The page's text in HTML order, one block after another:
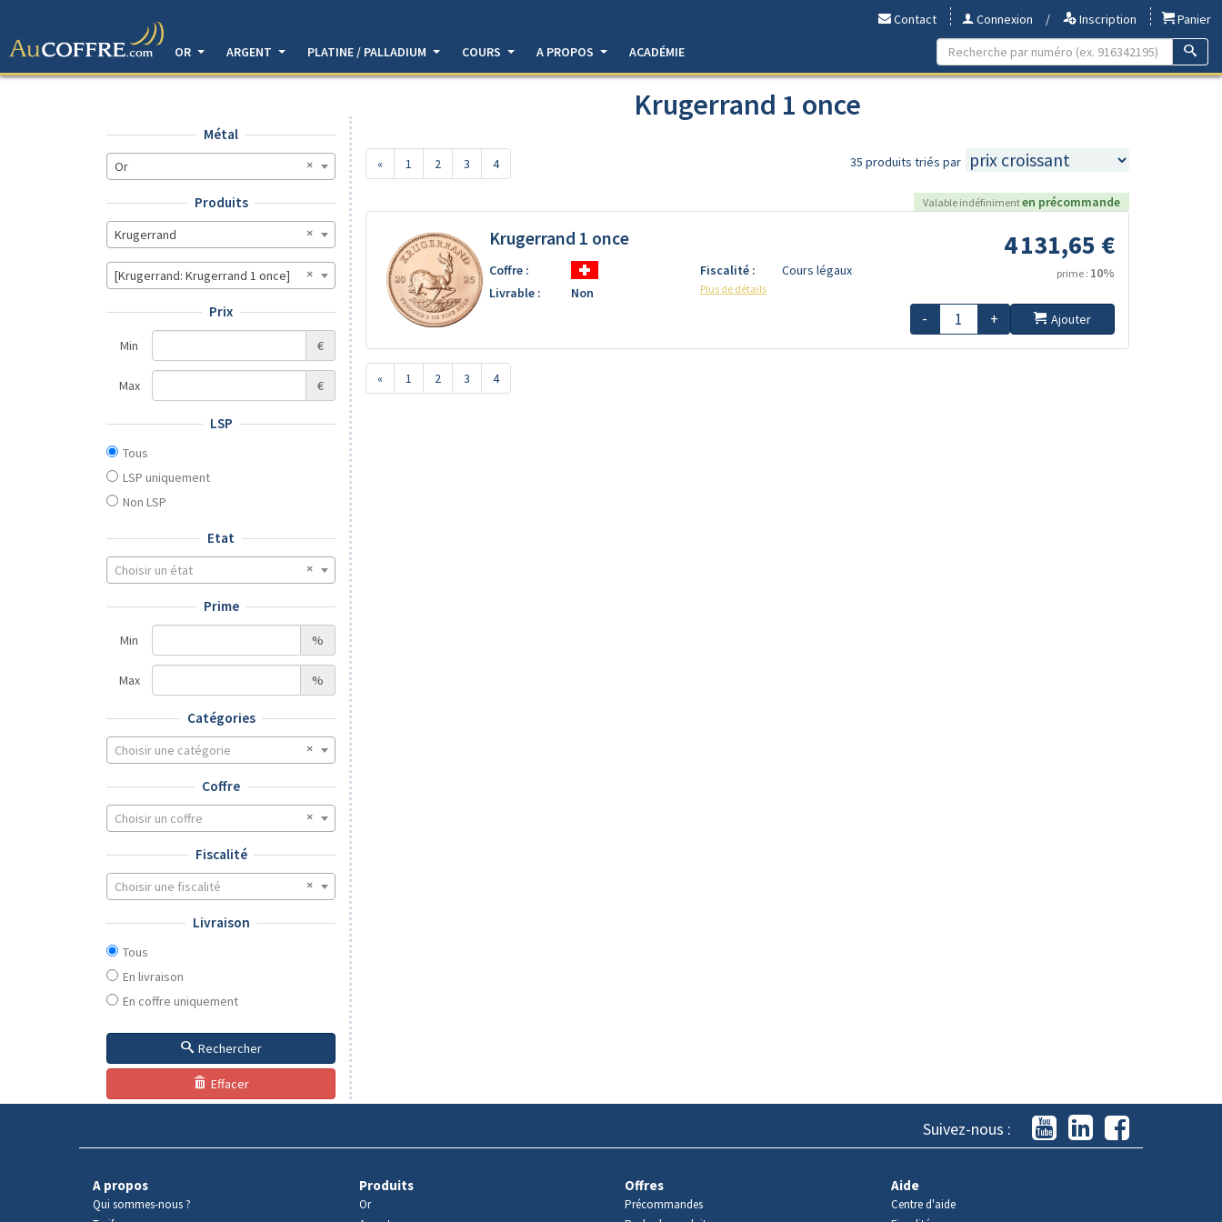
Contact Connexion / Inscription
Panier
OR
ARGENT PLATINE / PALLADIUM COURS A PROPOS ACADÉMIE
Métal
Or
Produits
Krugerrand
[Krugerrand: Krugerrand 1 once]
Prix
Min €
Max €
LSP
Tous
LSP uniquement
Non LSP
Etat
Choisir un état
Prime
Min %
Max %
Catégories
Choisir une catégorie
Coffre
Choisir un coffre
Fiscalité
Choisir une fiscalité
Livraison
Tous
En livraison
En coffre uniquement
Rechercher
Effacer
Krugerrand 1 once
« 1 2 3 4 35 produits triés par
Valable indéfinimenten précommande
Krugerrand 1 once
Coffre :
Livrable :
Non
Fiscalité : Cours légaux
Plus de détails
4 131,65 €
prime : 10%
- + Ajouter
« 1 2 3 4
Suivez-nous :
A propos
Qui sommes-nous ?
Produits
Or
Offres
Précommandes
Aide
Centre d'aide